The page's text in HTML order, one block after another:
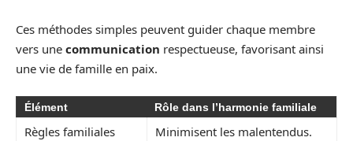
Ces méthodes simples peuvent guider chaque membre
vers une communication respectueuse, favorisant ainsi
une vie de famille en paix.
Élément Rôle dans l’harmonie familiale
Règles familiales
Minimisent les malentendus.